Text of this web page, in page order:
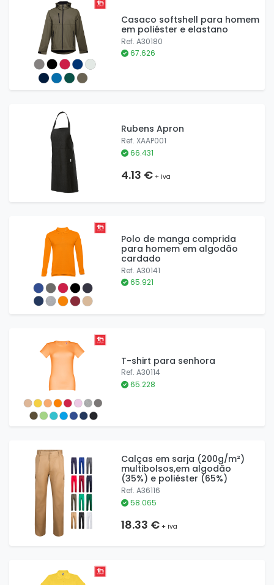
Casaco softshell para homem
em poliéster e elastano
Ref. A30180
67.626
Rubens Apron
Ref. XAAP001
66.431
4.13 €+ iva
Polo de manga comprida
para homem em algodão
cardado
Ref. A30141
65.921
T-shirt para senhora
Ref. A30114
65.228
Calças em sarja (200g/m²)
multibolsos,em algodão
(35%) e poliéster (65%)
Ref. A36116
58.065
18.33 €+ iva